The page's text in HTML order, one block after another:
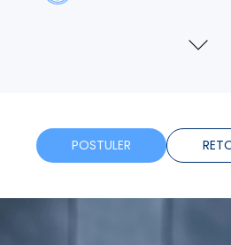
Voir
POSTULER